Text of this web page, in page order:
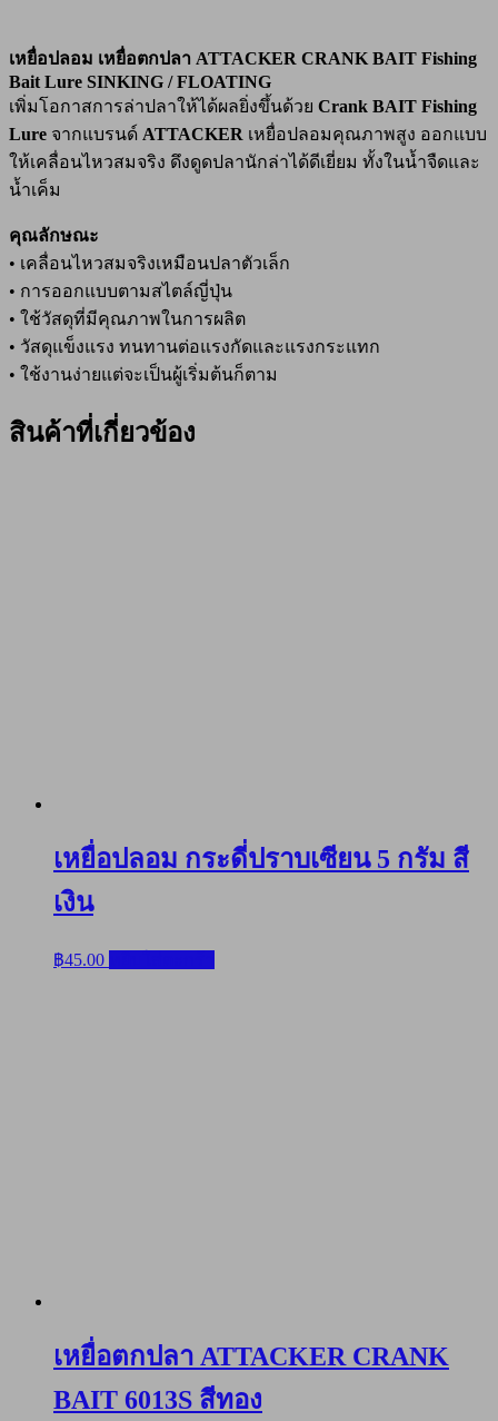
เหยื่อปลอม เหยื่อตกปลา ATTACKER CRANK BAIT Fishing
Bait Lure SINKING / FLOATING
เพิ่มโอกาสการล่าปลาให้ได้ผลยิ่งขึ้นด้วย Crank BAIT Fishing
Lure จากแบรนด์ ATTACKER เหยื่อปลอมคุณภาพสูง ออกแบบ
ให้เคลื่อนไหวสมจริง ดึงดูดปลานักล่าได้ดีเยี่ยม ทั้งในน้ำจืดและ
น้ำเค็ม
คุณลักษณะ
• เคลื่อนไหวสมจริงเหมือนปลาตัวเล็ก
• การออกแบบตามสไตล์ญี่ปุ่น
• ใช้วัสดุที่มีคุณภาพในการผลิต
• วัสดุแข็งแรง ทนทานต่อแรงกัดและแรงกระแทก
• ใช้งานง่ายแต่จะเป็นผู้เริ่มต้นก็ตาม
สินค้าที่เกี่ยวข้อง
เหยื่อปลอม กระดี่ปราบเซียน 5 กรัม สี
เงิน
฿45.00
เหยื่อตกปลา ATTACKER CRANK
BAIT 6013S สีทอง